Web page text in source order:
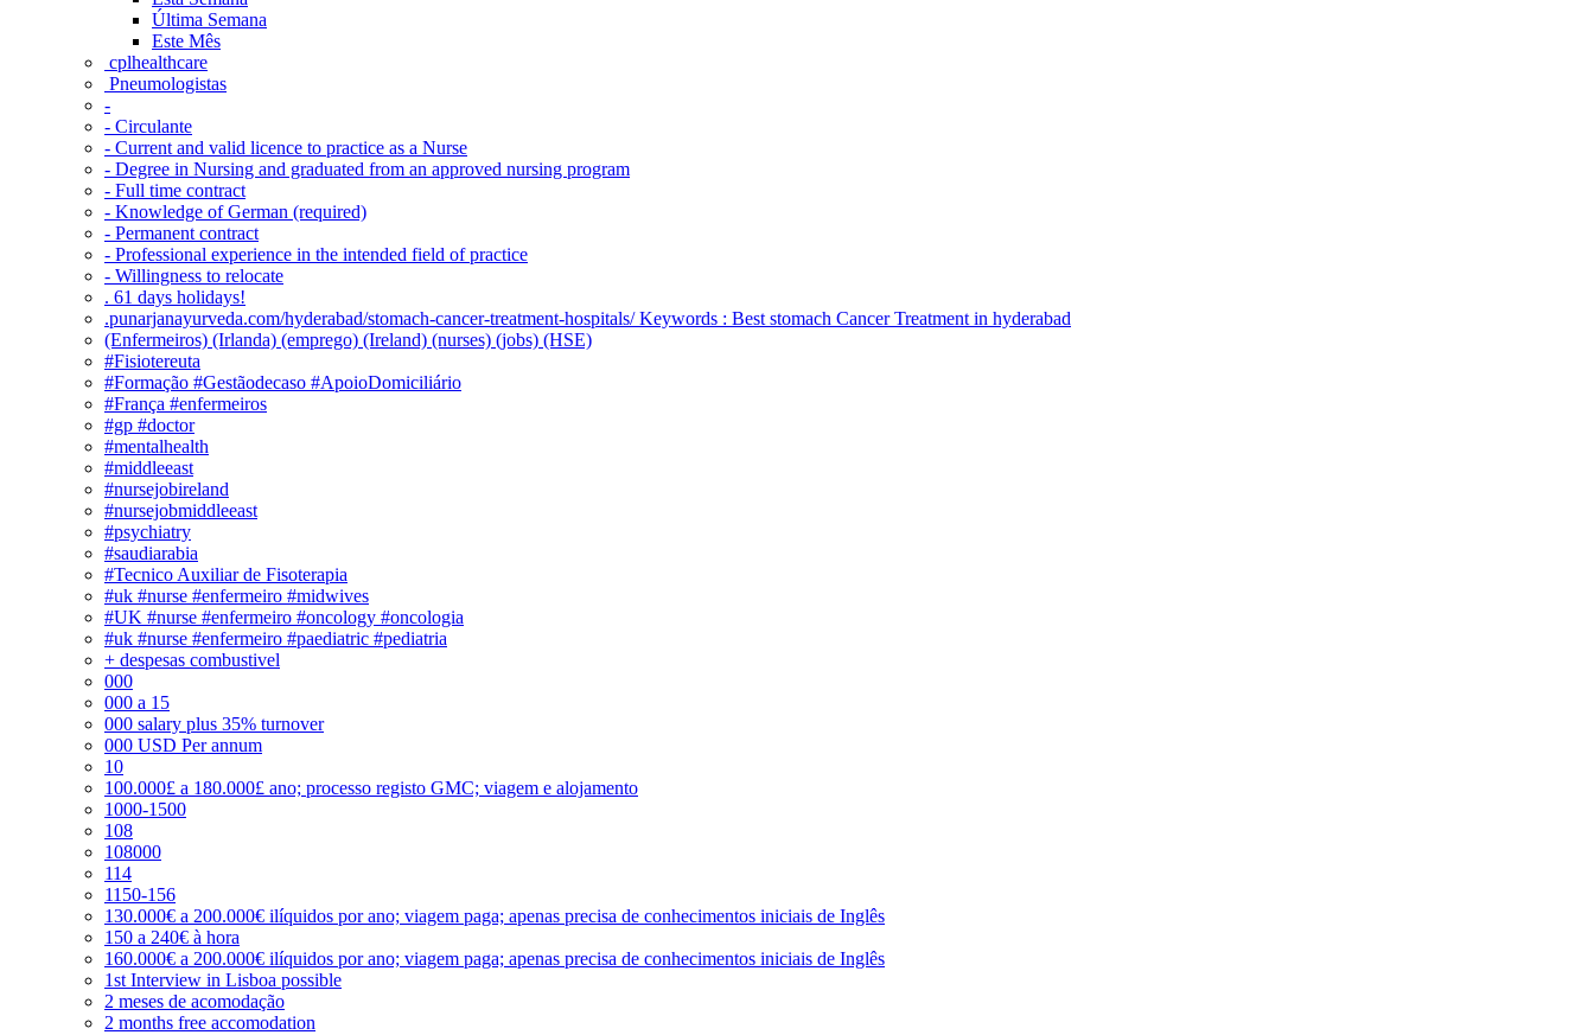
Última Semana
Este Mês
‎ cplhealthcare‬
Pneumologistas
-
- Circulante
- Current and valid licence to practice as a Nurse
- Degree in Nursing and graduated from an approved nursing program
- Full time contract
- Knowledge of German (required)
- Permanent contract
- Professional experience in the intended field of practice
- Willingness to relocate
. 61 days holidays!
.punarjanayurveda.com/hyderabad/stomach-cancer-treatment-hospitals/ Keywords : Best stomach Cancer Treatment in hyderabad
(Enfermeiros) (Irlanda) (emprego) (Ireland) (nurses) (jobs) (HSE)
#Fisiotereuta
#Formação #Gestãodecaso #ApoioDomiciliário
#França #enfermeiros
#gp #doctor
#mentalhealth
#middleeast
#nursejobireland
#nursejobmiddleeast
#psychiatry
#saudiarabia
#Tecnico Auxiliar de Fisoterapia
#uk #nurse #enfermeiro #midwives
#UK #nurse #enfermeiro #oncology #oncologia
#uk #nurse #enfermeiro #paediatric #pediatria
+ despesas combustivel
000
000 a 15
000 salary plus 35% turnover
000 USD Per annum
10
100.000£ a 180.000£ ano; processo registo GMC; viagem e alojamento
1000-1500
108
108000
114
1150-156
130.000€ a 200.000€ ilíquidos por ano; viagem paga; apenas precisa de conhecimentos iniciais de Inglês
150 a 240€ à hora
160.000€ a 200.000€ ilíquidos por ano; viagem paga; apenas precisa de conhecimentos iniciais de Inglês
1st Interview in Lisboa possible
2 meses de acomodação
2 months free accomodation